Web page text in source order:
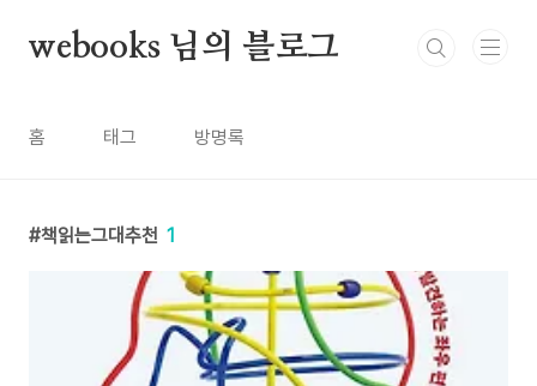
webooks 님의 블로그
홈 태그 방명록
책읽는그대추천 1